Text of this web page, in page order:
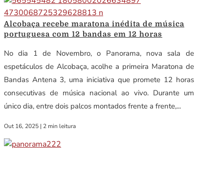
Alcobaça recebe maratona inédita de música
portuguesa com 12 bandas em 12 horas
No dia 1 de Novembro, o Panorama, nova sala de
espetáculos de Alcobaça, acolhe a primeira Maratona de
Bandas Antena 3, uma iniciativa que promete 12 horas
consecutivas de música nacional ao vivo. Durante um
único dia, entre dois palcos montados frente a frente,...
Out 16, 2025 | 2 min leitura